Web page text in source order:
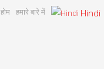
होम हमारे बारे में Hindi